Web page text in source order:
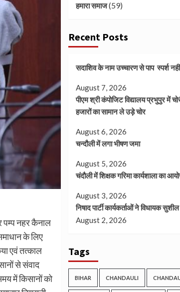
पम्प नहर कैनाल
के लिए
एवं तत्काल
से संवाद
में किसानों को
हमारा समाज(59)
Recent Posts
सदाशिव के नाम उच्चारण से पाप स्पर्श
August 7, 2026
पीएम श्री कंपोजिट विद्यालय प्रभुपुर में
हजारों का सामान ले उड़े चोर
August 6, 2026
चन्दौली में लगा भीषण जमा
August 5, 2026
चंदौली में शिक्षक गरिमा कार्यशाला का
August 3, 2026
निषाद पार्टी कार्यकर्ताओं ने विधायक
August 2, 2026
Tags
BIHAR CHANDAULI